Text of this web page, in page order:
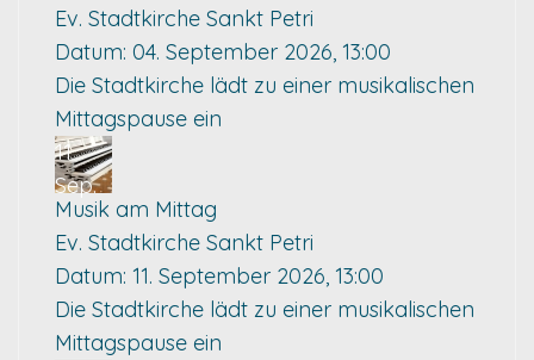
Ev. Stadtkirche Sankt Petri
Datum: 04. September 2026, 13:00
Die Stadtkirche lädt zu einer musikalischen
Mittagspause ein
11
Sep.
Musik am Mittag
Ev. Stadtkirche Sankt Petri
Datum: 11. September 2026, 13:00
Die Stadtkirche lädt zu einer musikalischen
Mittagspause ein